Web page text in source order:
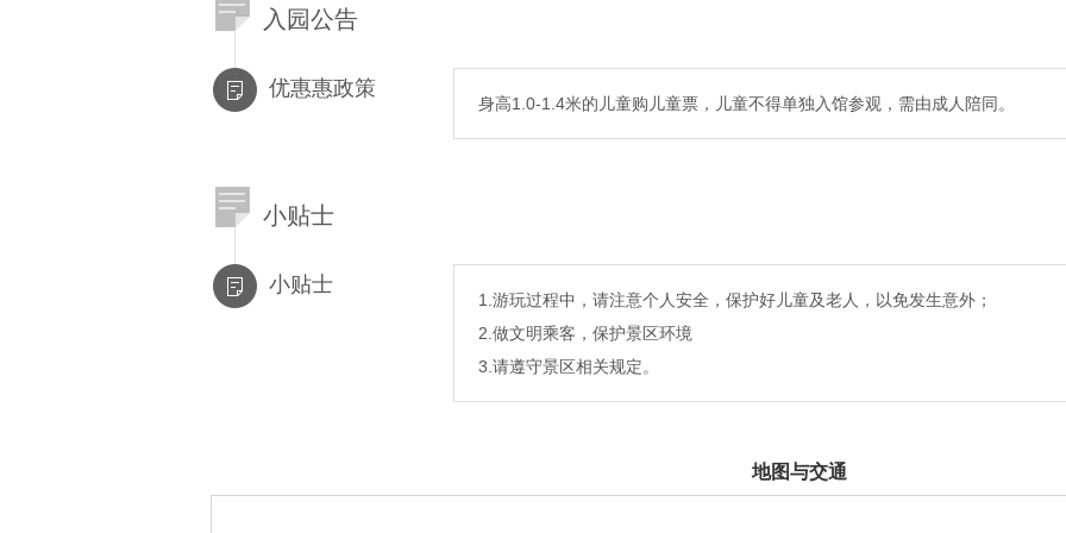
入园公告
优惠惠政策
身高1.0-1.4米的儿童购儿童票，儿童不得单独入馆参观，需由成人陪同。
小贴士
小贴士
1.游玩过程中，请注意个人安全，保护好儿童及老人，以免发生意外；
2.做文明乘客，保护景区环境
3.请遵守景区相关规定。
地图与交通